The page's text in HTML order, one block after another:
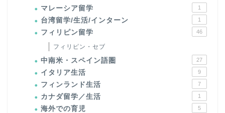
マレーシア留学 1
台湾留学/生活/インターン 1
フィリピン留学 46
フィリピン・セブ
中南米・スペイン語圏 27
イタリア生活 9
フィンランド生活 7
カナダ留学／生活 1
海外での育児 5